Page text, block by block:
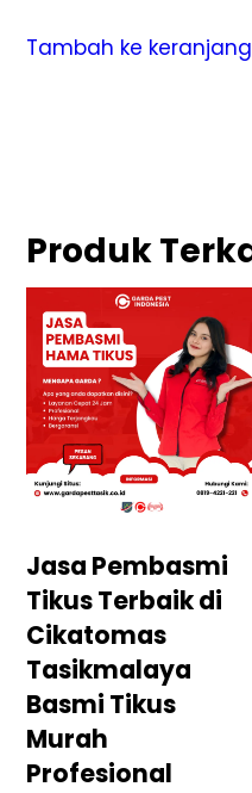
Tambah ke keranjang
Produk
Jasa Pembasmi
Tikus Terbaik di
Cikatomas
Tasikmalaya
Basmi Tikus
Murah
Profesional